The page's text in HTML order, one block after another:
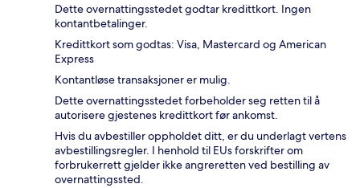
Dette overnattingsstedet godtar kredittkort. Ingen
kontantbetalinger.
Kredittkort som godtas: Visa, Mastercard og American
Express
Kontantløse transaksjoner er mulig.
Dette overnattingsstedet forbeholder seg retten til å
autorisere gjestenes kredittkort før ankomst.
Hvis du avbestiller oppholdet ditt, er du underlagt vertens
avbestillingsregler. I henhold til EUs forskrifter om
forbrukerrett gjelder ikke angreretten ved bestilling av
overnattingssted.